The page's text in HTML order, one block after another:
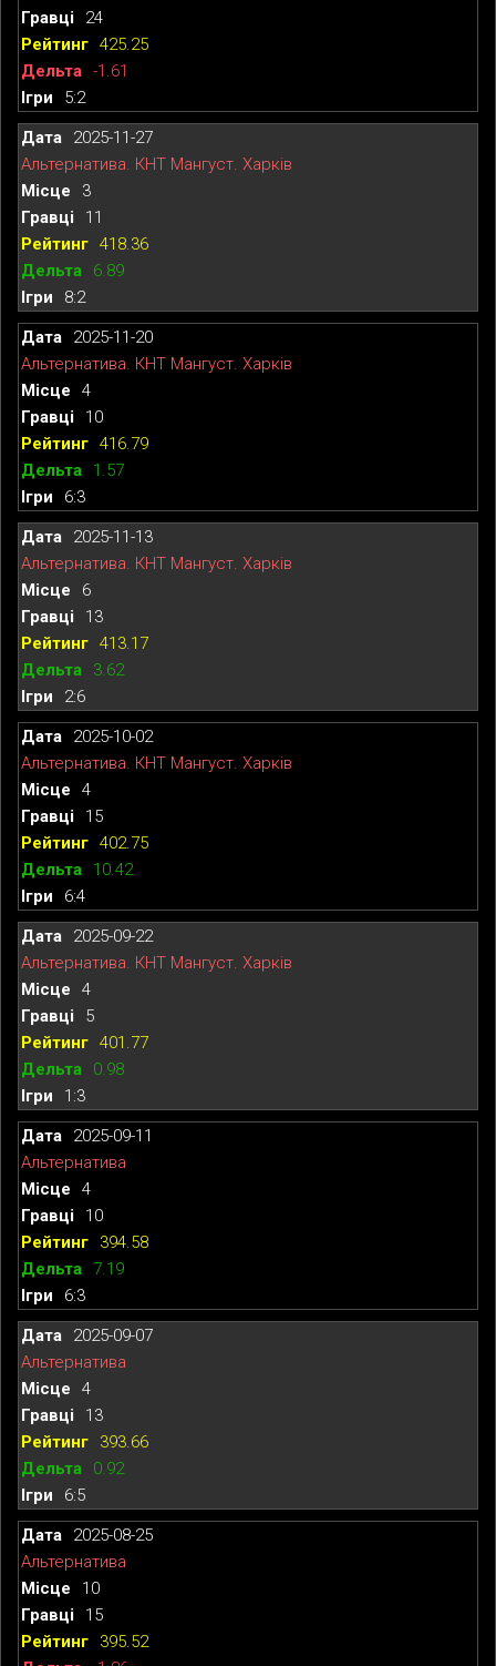
24
425.25
-1.61
5:2
2025-11-27
Альтернатива. КНТ Мангуст. Харків
3
11
418.36
6.89
8:2
2025-11-20
Альтернатива. КНТ Мангуст. Харків
4
10
416.79
1.57
6:3
2025-11-13
Альтернатива. КНТ Мангуст. Харків
6
13
413.17
3.62
2:6
2025-10-02
Альтернатива. КНТ Мангуст. Харків
4
15
402.75
10.42
6:4
2025-09-22
Альтернатива. КНТ Мангуст. Харків
4
5
401.77
0.98
1:3
2025-09-11
Альтернатива
4
10
394.58
7.19
6:3
2025-09-07
Альтернатива
4
13
393.66
0.92
6:5
2025-08-25
Альтернатива
10
15
395.52